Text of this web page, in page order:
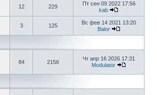
12 229
Пт сен 09 2022 17:56
kab
3 125
Вс фев 14 2021 13:20
Balor
84 2156
Чт апр 16 2026 17:31
Modulator